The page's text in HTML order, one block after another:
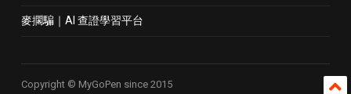
麥擱騙｜AI 查證學習平台
Copyright © MyGoPen since 2015